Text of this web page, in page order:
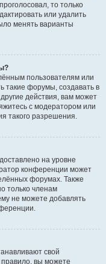
то только
или удалить
менять варианты
пользователям или
такие форумы, создавать в
действия, вам может
с модератором или
такого разрешения.
на уровне
конференции может
форумах. Также
только членам
не можете добавлять
свой
вы можете